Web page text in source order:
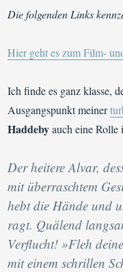
Die folgenden Links
Hier geht es zum Film-
Ich finde es ganz klasse,
Ausgangspunkt meiner
Haddebyauch eine Rolle
Der heitere Alvar,
mit überraschtem
hebt die Hände und
ragt. Quälend
Verflucht! »Fleh
mit einem schrillen